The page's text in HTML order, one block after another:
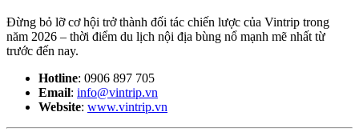
Đừng bỏ lỡ cơ hội trở thành đối tác chiến lược của Vintrip trong
năm 2026 – thời điểm du lịch nội địa bùng nổ mạnh mẽ nhất từ
trước đến nay.
Hotline: 0906 897 705
Email: info@vintrip.vn
Website: www.vintrip.vn